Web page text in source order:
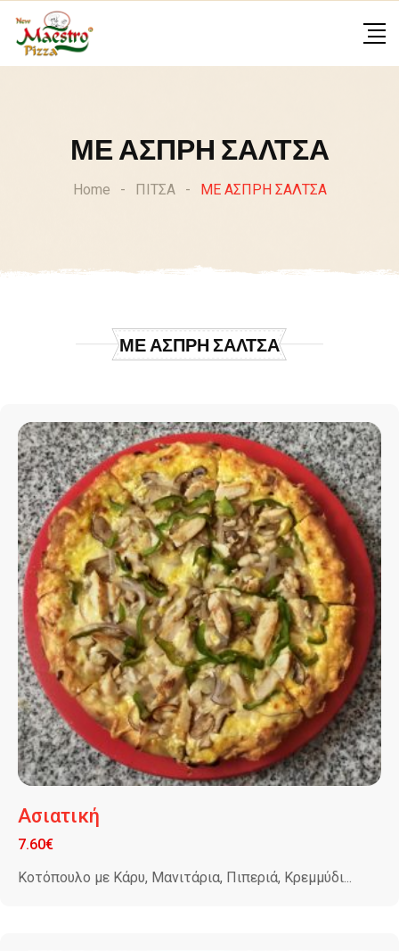
content
ΜΕ ΑΣΠΡΗ ΣΑΛΤΣΑ
Home - ΠΙΤΣΑ - ΜΕ ΑΣΠΡΗ ΣΑΛΤΣΑ
ΜΕ ΑΣΠΡΗ ΣΑΛΤΣΑ
Ασιατική
7.60€
Κοτόπουλο με Κάρυ, Μανιτάρια, Πιπεριά, Κρεμμύδι...